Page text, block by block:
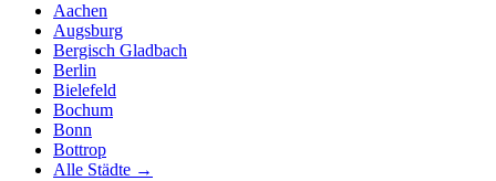
Aachen
Augsburg
Bergisch Gladbach
Berlin
Bielefeld
Bochum
Bonn
Bottrop
Alle Städte →